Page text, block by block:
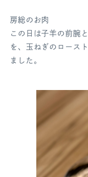
房総のお肉
この日は子羊の前腕
を、玉ねぎのロース
ました。